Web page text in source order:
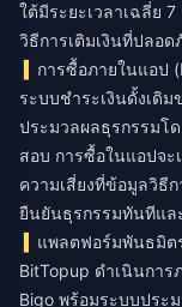
ใต้มีระยะเวลาเฉลี่ย 7
วิธีการเติมเงินที่ปลอด
การซื้อภายในแอป
ระบบชำระเงินดั้งเดิ
ประมวลผลธุรกรรมโด
สอบ การซื้อในแอปจ
ความเสี่ยงที่ข้อมูลวิธี
ยืนยันธุรกรรมทันทีแล
แพลตฟอร์มพันธมิต
BitTopup ดำเนินการ
Bigo พร้อมระบบประ